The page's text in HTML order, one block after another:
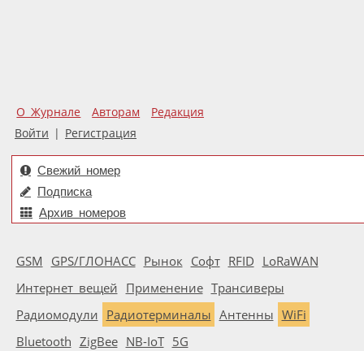
О Журнале Авторам
Редакция
Войти | Регистрация
Свежий номер
Подписка
Архив номеров
GSM GPS/ГЛОНАСС Рынок Софт RFID LoRaWAN
Интернет вещей Применение Трансиверы
Радиомодули Радиотерминалы Антенны WiFi
Bluetooth ZigBee NB-IoT 5G